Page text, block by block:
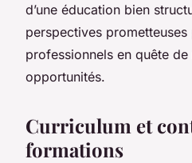
d’une éducation bien
perspectives
professionnels en quête de
opportunités.
Curriculum et
formations